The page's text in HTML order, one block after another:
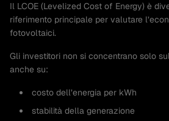
Il LCOE (Levelized Cost of Energy) è
riferimento principale per valutare
fotovoltaici.
Gli investitori non si concentrano solo
anche su:
costo dell’energia per kWh
stabilità della generazione